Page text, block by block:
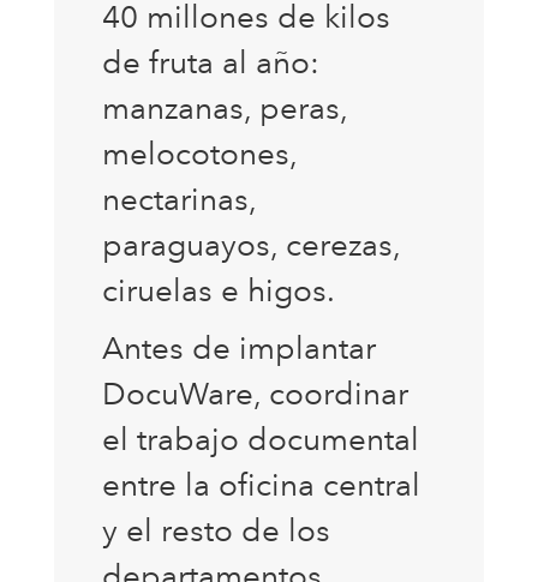
40 millones de kilos
de fruta al año:
manzanas, peras,
melocotones,
nectarinas,
paraguayos, cerezas,
ciruelas e higos.
Antes de implantar
DocuWare, coordinar
el trabajo documental
entre la oficina central
y el resto de los